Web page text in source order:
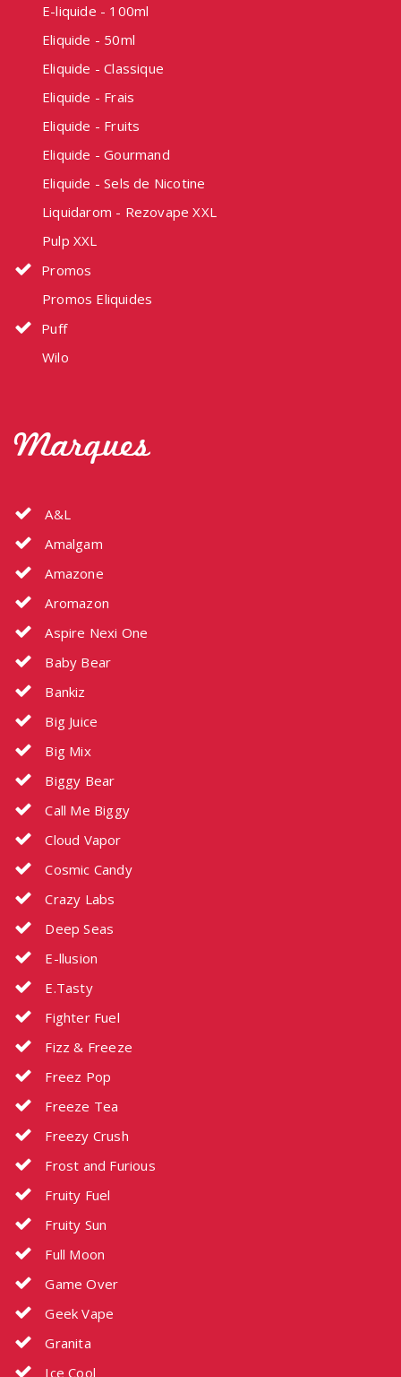
E-liquide - 100ml
Eliquide - 50ml
Eliquide - Classique
Eliquide - Frais
Eliquide - Fruits
Eliquide - Gourmand
Eliquide - Sels de Nicotine
Liquidarom - Rezovape XXL
Pulp XXL
Promos
Promos Eliquides
Puff
Wilo
Marques
A&L
Amalgam
Amazone
Aromazon
Aspire Nexi One
Baby Bear
Bankiz
Big Juice
Big Mix
Biggy Bear
Call Me Biggy
Cloud Vapor
Cosmic Candy
Crazy Labs
Deep Seas
E-llusion
E.Tasty
Fighter Fuel
Fizz & Freeze
Freez Pop
Freeze Tea
Freezy Crush
Frost and Furious
Fruity Fuel
Fruity Sun
Full Moon
Game Over
Geek Vape
Granita
Ice Cool